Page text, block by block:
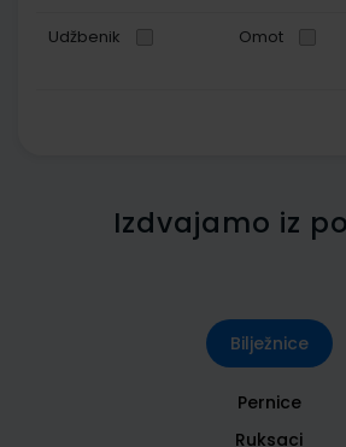
Udžbenik Omot
Izdvajamo iz
Bilježnice
Pernice
Ruksaci